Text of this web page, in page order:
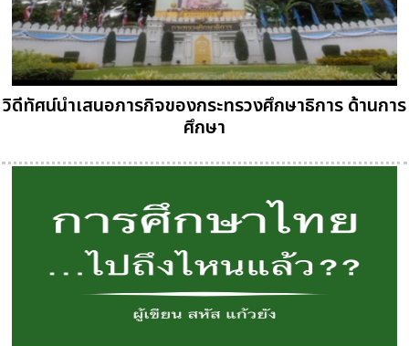
วิดีทัศน์นำเสนอภารกิจของกระทรวงศึกษาธิการ ด้านการ
ศึกษา